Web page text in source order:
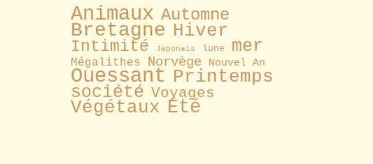
Animaux Automne
Bretagne Hiver
Intimité Japonais lune mer
Mégalithes Norvège Nouvel An
Ouessant Printemps
société Voyages
Végétaux Été